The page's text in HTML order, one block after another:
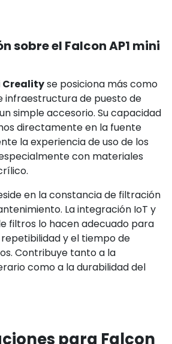
sobre el Falcon AP1 mini
Crealityse posiciona más como
infraestructura de puesto de
simple accesorio. Su capacidad
directamente en la fuente
la experiencia de uso de los
con materiales
en la constancia de filtración
La integración IoT y
filtros lo hacen adecuado para
y el tiempo de
Contribuye tanto a la
como a la durabilidad del
para Falcon